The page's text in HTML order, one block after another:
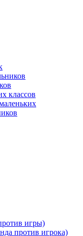
классов
игры)
против игрока)